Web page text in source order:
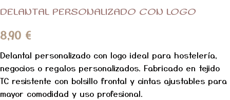
DELANTAL PERSONALIZADO CON LOGO
8,90 €
Delantal personalizado con logo ideal para hostelería,
negocios o regalos personalizados. Fabricado en tejido
TC resistente con bolsillo frontal y cintas ajustables para
mayor comodidad y uso profesional.